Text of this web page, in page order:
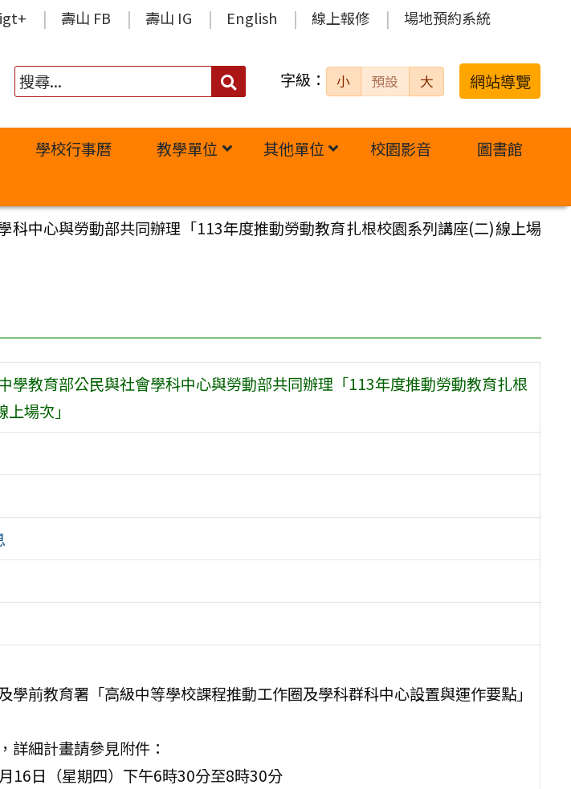
壽山 FB 壽山 IG English 線上報修 場地預約系統
搜
字級： 小 預設 大 網站導覽
學校行事曆 教學單位 其他單位 校園影音
圖書館
科中心與勞動部共同辦理「113年度推動勞動教育扎根校園系列講座(二)線上場
學教育部公民與社會學科中心與勞動部共同辦理「113年度推動勞動教育扎根
場次」
學前教育署「高級中等學校課程推動工作圈及學科群科中心設置與運作要點」
詳細計畫請參見附件：
16日（星期四）下午6時30分至8時30分